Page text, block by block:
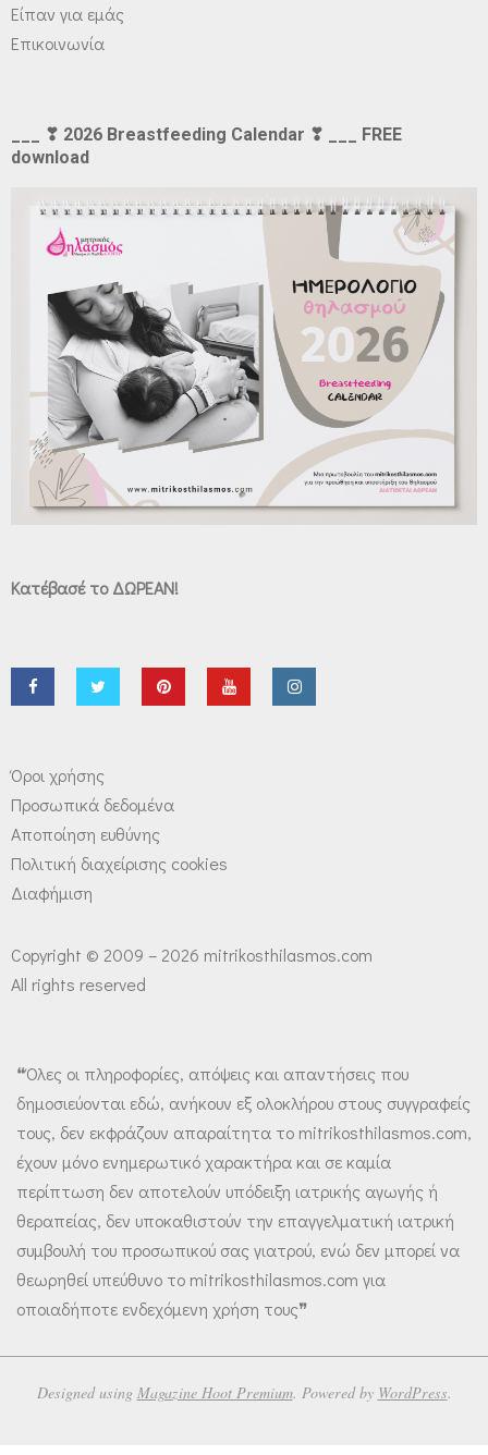
Είπαν για εμάς
Επικοινωνία
___ ❣ 2026 Breastfeeding Calendar ❣ ___ FREE
download
Κατέβασέ το ΔΩΡΕΑΝ!
Όροι χρήσης
Προσωπικά δεδομένα
Αποποίηση ευθύνης
Πολιτική διαχείρισης cookies
Διαφήμιση
Copyright © 2009 – 2026 mitrikosthilasmos.com
All rights reserved
❝Όλες οι πληροφορίες, απόψεις και απαντήσεις που
δημοσιεύονται εδώ, ανήκουν εξ ολοκλήρου στους συγγραφείς
τους, δεν εκφράζουν απαραίτητα το mitrikosthilasmos.com,
έχουν μόνο ενημερωτικό χαρακτήρα και σε καμία
περίπτωση δεν αποτελούν υπόδειξη ιατρικής αγωγής ή
θεραπείας, δεν υποκαθιστούν την επαγγελματική ιατρική
συμβουλή του προσωπικού σας γιατρού, ενώ δεν μπορεί να
θεωρηθεί υπεύθυνο το mitrikosthilasmos.com για
οποιαδήποτε ενδεχόμενη χρήση τους❞
Designed using Magazine Hoot Premium. Powered by WordPress.